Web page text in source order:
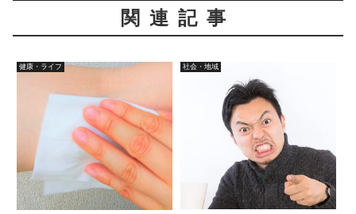
関連記事
健康・ライフ 社会・地域